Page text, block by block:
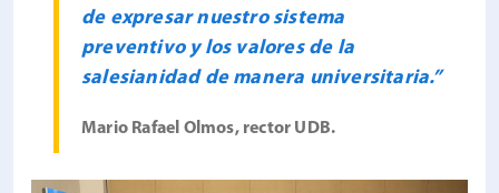
de expresar nuestro sistema
preventivo y los valores de la
salesianidad de manera universitaria.”
Mario Rafael Olmos, rector UDB.